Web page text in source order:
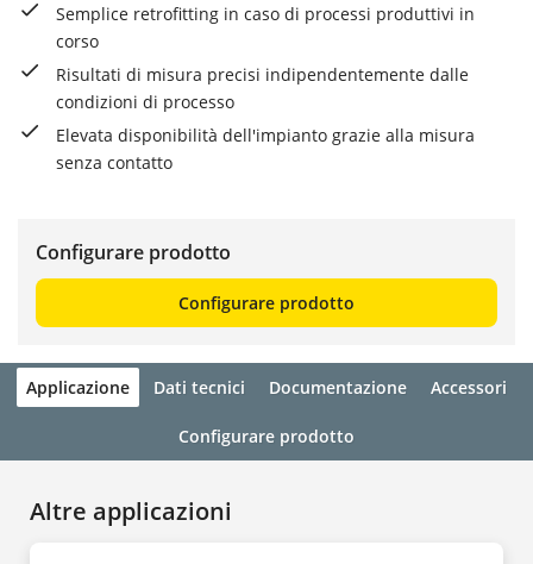
Semplice retrofitting in caso di processi produttivi in
corso
Risultati di misura precisi indipendentemente dalle
condizioni di processo
Elevata disponibilità dell'impianto grazie alla misura
senza contatto
Configurare prodotto
Configurare prodotto
Applicazione Dati tecnici Documentazione Accessori
Configurare prodotto
Altre applicazioni